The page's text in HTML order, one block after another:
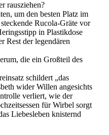
rausziehen?
um den besten Platz im
Rucola-Gräte vor
in Plastikdose
Rest der legendären
die ein Großteil des
schildert „das
wider Willen angesichts
verliert, wie der
für Wirbel sorgt
Liebesleben knisternd